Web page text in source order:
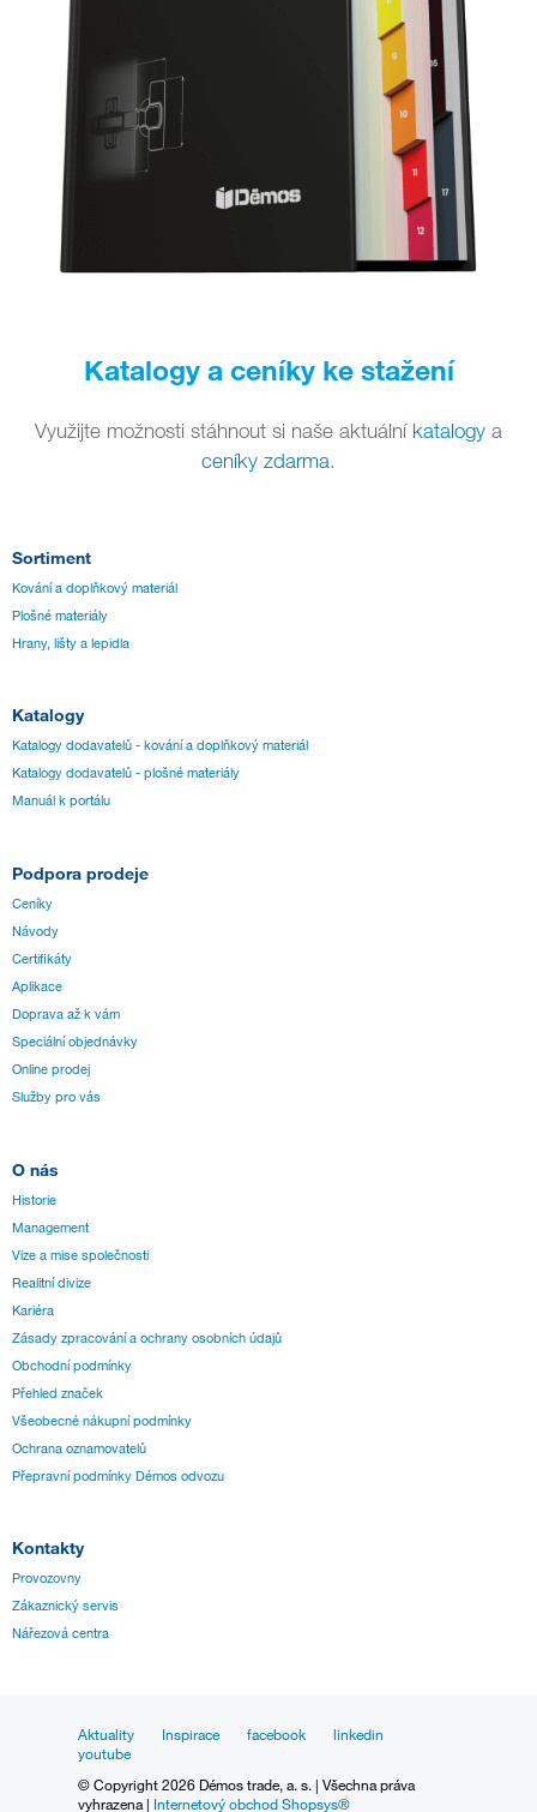
Katalogy a ceníky ke stažení
Využijte možnosti stáhnout si naše aktuální katalogy a
ceníky zdarma.
Sortiment
Kování a doplňkový materiál
Plošné materiály
Hrany, lišty a lepidla
Katalogy
Katalogy dodavatelů - kování a doplňkový materiál
Katalogy dodavatelů - plošné materiály
Manuál k portálu
Podpora prodeje
Ceníky
Návody
Certifikáty
Aplikace
Doprava až k vám
Speciální objednávky
Online prodej
Služby pro vás
O nás
Historie
Management
Vize a mise společnosti
Realitní divize
Kariéra
Zásady zpracování a ochrany osobních údajů
Obchodní podmínky
Přehled značek
Všeobecné nákupní podmínky
Ochrana oznamovatelů
Přepravní podmínky Démos odvozu
Kontakty
Provozovny
Zákaznický servis
Nářezová centra
Aktuality Inspirace facebook
linkedin
youtube
© Copyright 2026 Démos trade, a. s. | Všechna práva
vyhrazena | Internetový obchod Shopsys®